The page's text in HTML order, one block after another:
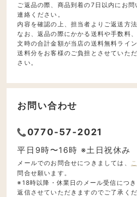
ご返品の際、商品到着の7日以内にお
連絡ください。
内容を確認の上、担当者よりご返送方
なお、返品の際にかかる送料や手数料
文時の合計金額が当店の送料無料ライ
送料分をお客様のご負担とさせていた
さい。
お問い合わせ
0770-57-2021
平日9時〜16時 ※土日祝休み
メールでのお問合せにつきましては、
問合せ願います。
※18時以降・休業日のメール受信につ
返信させていただきますのでご了承くだ